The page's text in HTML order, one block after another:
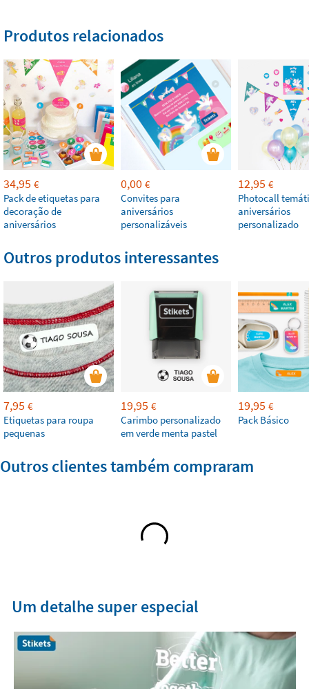
Produtos relacionados
34,95 €
Pack de etiquetas para
decoração de
aniversários
0,00 €
Convites para
aniversários
personalizáveis
12,95 €
Photocall
aniversários
personalizado
Outros produtos interessantes
7,95 €
Etiquetas para roupa
pequenas
19,95 €
Carimbo personalizado
em verde menta pastel
19,95 €
Pack Básico
Outros clientes também compraram
Um detalhe super especial